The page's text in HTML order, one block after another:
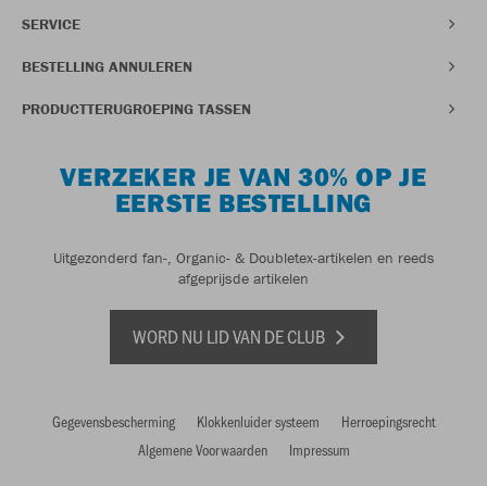
SERVICE
BESTELLING ANNULEREN
PRODUCTTERUGROEPING TASSEN
VERZEKER JE VAN 30% OP JE
EERSTE BESTELLING
Uitgezonderd fan-, Organic- & Doubletex-artikelen en reeds
afgeprijsde artikelen
WORD NU LID VAN DE CLUB
Gegevensbescherming Klokkenluider systeem
Herroepingsrecht
Algemene Voorwaarden
Impressum